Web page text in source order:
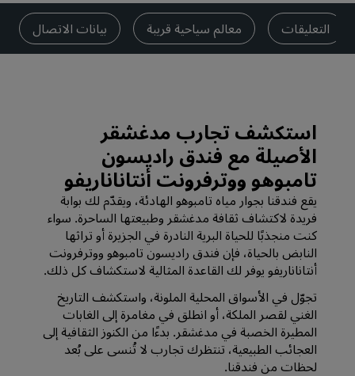
التعليقات معالم سياحية قريبة بيانات الاتصال
استكشف تجارب مدغشقر
الأصيلة مع فندق راديسون
تامبوهو ووترفرونت أنتاناناريفو
يقع فندقنا بجوار مياه تامبوهو الهادئة، ويقدّم لك بوابة
فريدة لاكتشاف ثقافة مدغشقر وطبيعتها الساحرة. سواء
كنت منجذبًا للحياة البرية النادرة في الجزيرة أو تراثها
النابض بالحياة، فإن فندق راديسون تامبوهو ووترفرونت
أنتاناناريفو يوفر لك القاعدة المثالية لاستكشاف كل ذلك.
تجوّل في الأسواق المحلية الملونة، واستكشف التاريخ
الغني لقصر الملكة، أو انطلق في مغامرة إلى الغابات
المطيرة الخصبة في مدغشقر. بدءًا من الكنوز الثقافية إلى
العجائب الطبيعية، تنتظرك تجارب لا تُنسى على بُعد
لحظات من فندقنا.